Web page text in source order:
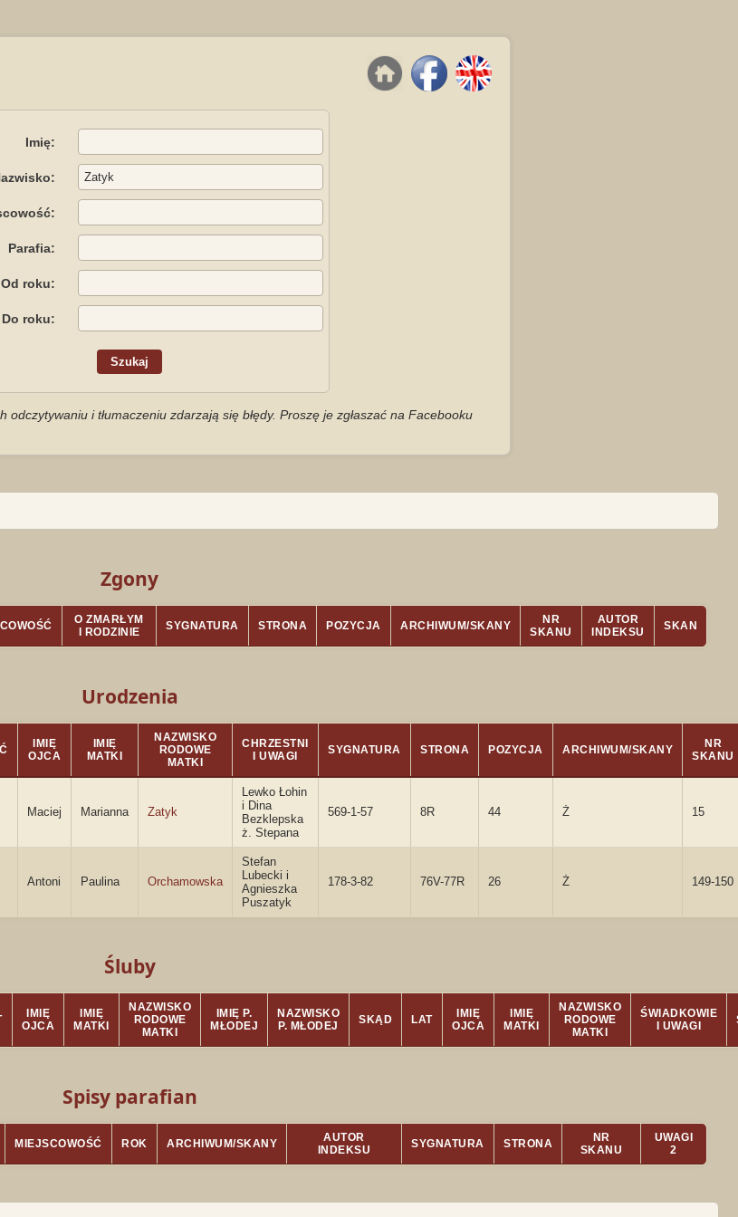
Imię:
Parafia:
Od roku:
Do roku:
i tłumaczeniu zdarzają się błędy. Proszę je zgłaszać na Facebooku
Zgony
O ZMARŁYM
I RODZINIE
SYGNATURA STRONA POZYCJA ARCHIWUM/SKANY
NR
SKANU
AUTOR
INDEKSU
SKAN
Urodzenia
IMIĘ
OJCA
IMIĘ
MATKI
NAZWISKO
RODOWE
MATKI
CHRZESTNI
I UWAGI
SYGNATURA STRONA POZYCJA ARCHIWUM/SKANY
NR
SKANU
Maciej Marianna Zatyk
Lewko Łohin
i Dina
Bezklepska
ż. Stepana
569-1-57 8R 44 Ż 15
Antoni Paulina Orchamowska
Stefan
Lubecki i
Agnieszka
Puszatyk
178-3-82 76V-77R 26 Ż 149-150
Śluby
IMIĘ
OJCA
IMIĘ
MATKI
NAZWISKO
RODOWE
MATKI
IMIĘ P.
MŁODEJ
NAZWISKO
P. MŁODEJ
SKĄD LAT
IMIĘ
OJCA
IMIĘ
MATKI
NAZWISKO
RODOWE
MATKI
ŚWIADKOWIE
I UWAGI
Spisy parafian
MIEJSCOWOŚĆ ROK ARCHIWUM/SKANY
AUTOR
INDEKSU
SYGNATURA STRONA
NR
SKANU
UWAGI
2